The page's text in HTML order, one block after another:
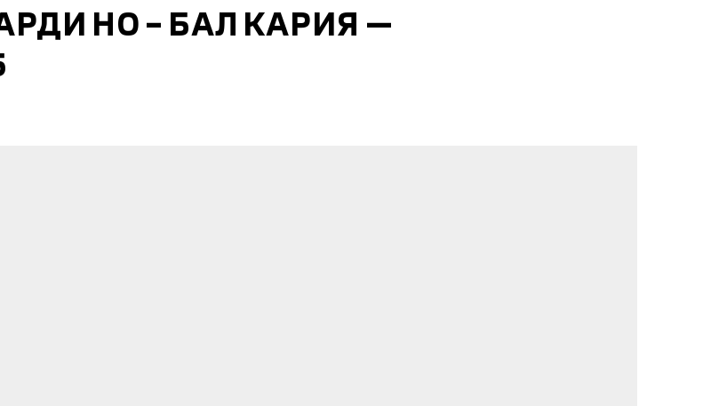
– БАЛКАРИЯ —